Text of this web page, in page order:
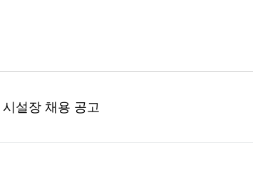
설장 채용 공고